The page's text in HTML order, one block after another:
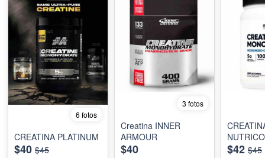
6 fotos
CREATINA PLATINUM
$40 $45
3 fotos
Creatina INNER
ARMOUR
$40 $42 $45